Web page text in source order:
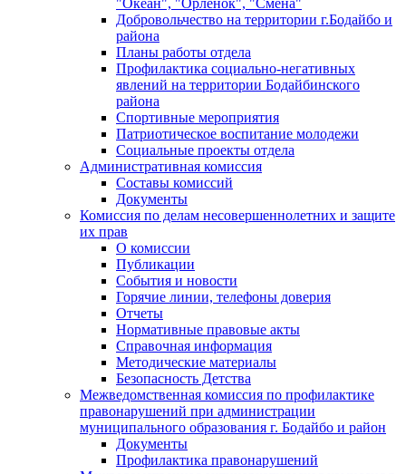
"Океан", "Орленок", "Смена"
Добровольчество на территории г.Бодайбо и
района
Планы работы отдела
Профилактика социально-негативных
явлений на территории Бодайбинского
района
Спортивные мероприятия
Патриотическое воспитание молодежи
Социальные проекты отдела
Административная комиссия
Составы комиссий
Документы
Комиссия по делам несовершеннолетних и защите
их прав
О комиссии
Публикации
События и новости
Горячие линии, телефоны доверия
Отчеты
Нормативные правовые акты
Справочная информация
Методические материалы
Безопасность Детства
Межведомственная комиссия по профилактике
правонарушений при администрации
муниципального образования г. Бодайбо и район
Документы
Профилактика правонарушений